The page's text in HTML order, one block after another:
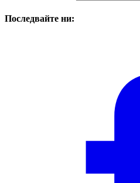
Последвайте ни: